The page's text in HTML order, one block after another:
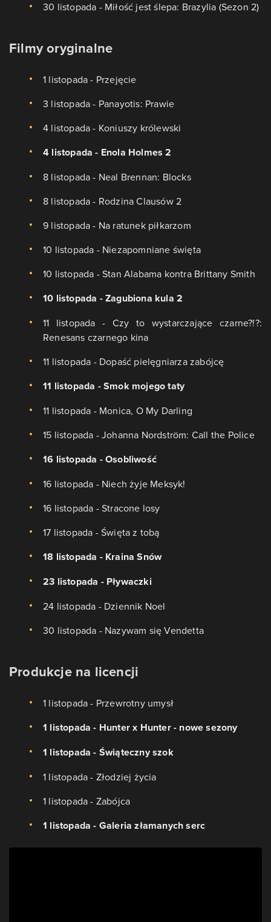
30 listopada - Miłość jest ślepa: Brazylia (Sezon 2)
Filmy oryginalne
1 listopada - Przejęcie
3 listopada - Panayotis: Prawie
4 listopada - Koniuszy królewski
4 listopada - Enola Holmes 2
8 listopada - Neal Brennan: Blocks
8 listopada - Rodzina Clausów 2
9 listopada - Na ratunek piłkarzom
10 listopada - Niezapomniane święta
10 listopada - Stan Alabama kontra Brittany Smith
10 listopada - Zagubiona kula 2
11 listopada - Czy to wystarczające czarne?!?:
Renesans czarnego kina
11 listopada - Dopaść pielęgniarza zabójcę
11 listopada - Smok mojego taty
11 listopada - Monica, O My Darling
15 listopada - Johanna Nordström: Call the Police
16 listopada - Osobliwość
16 listopada - Niech żyje Meksyk!
16 listopada - Stracone losy
17 listopada - Święta z tobą
18 listopada - Kraina Snów
23 listopada - Pływaczki
24 listopada - Dziennik Noel
30 listopada - Nazywam się Vendetta
Produkcje na licencji
1 listopada - Przewrotny umysł
1 listopada - Hunter x Hunter - nowe sezony
1 listopada - Świąteczny szok
1 listopada - Złodziej życia
1 listopada - Zabójca
1 listopada - Galeria złamanych serc